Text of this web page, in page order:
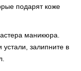
подарят коже
маникюра.
устали, залипните в